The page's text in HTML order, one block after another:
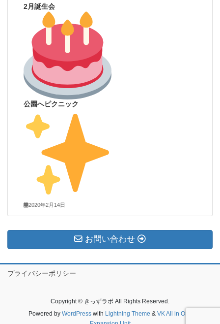
2月誕生会
公園へピクニック
2020年2月14日
お問い合わせ
プライバシーポリシー
Copyright © きっずラボ All Rights Reserved.
Powered by WordPresswith Lightning Theme & VK All in One